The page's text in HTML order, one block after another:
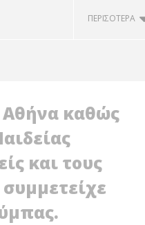
ΠΕΡΙΣΟΤΕΡΑ
καθώς
και τους